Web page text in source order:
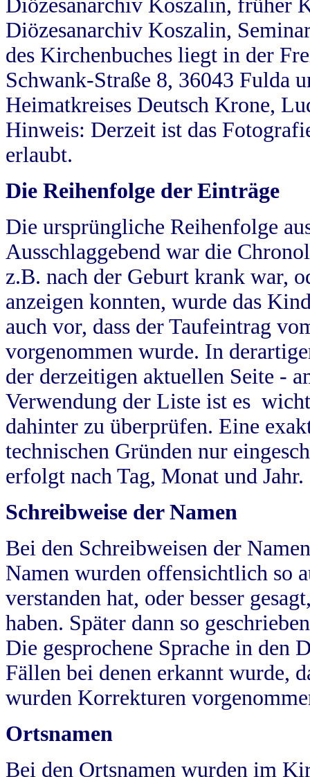
Diözesanarchiv Koszalin, früher
Diözesanarchiv Koszalin,
des Kirchenbuches liegt in der
Schwank-Straße 8, 36043 Fulda
Heimatkreises Deutsch Krone,
Hinweis: Derzeit ist das
erlaubt.
Die Reihenfolge der Einträge
Die ursprüngliche Reihenfolge
Ausschlaggebend war die
z.B. nach der Geburt krank war,
anzeigen konnten, wurde das
auch vor, dass der Taufeintrag
vorgenommen wurde. In
der derzeitigen aktuellen Seite -
Verwendung der Liste ist es
dahinter zu überprüfen. Eine
technischen Gründen nur
erfolgt nach Tag, Monat und Jahr.
Schreibweise der Namen
Bei den Schreibweisen der
Namen wurden offensichtlich so
verstanden hat, oder besser
haben. Später dann so
Die gesprochene Sprache in
Fällen bei denen erkannt wurde,
wurden Korrekturen
Ortsnamen
Bei den Ortsnamen wurden im